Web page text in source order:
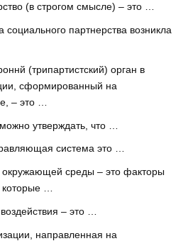
(в строгом смысле) – это …
социального партнерства возникла
(трипартистский) орган в
сформированный на
– это …
утверждать, что …
система это …
среды – это факторы
…
– это …
направленная на